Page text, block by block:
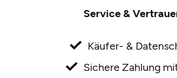
Service &
Käufer- &
Sichere Zahlung